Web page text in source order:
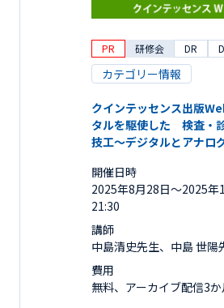
PR 研修会 DR
カテゴリー情報
クインテッセンス出版
タルを駆使した 検査・
技工～デジタルとアナロ
開催日時
2025年8月28日〜2025
21:30
講師
中島清史先生、中島 世陽
費用
無料、アーカイブ配信3